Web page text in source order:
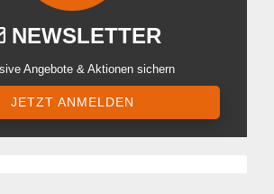
NEWSLETTER
Angebote & Aktionen sichern
JETZT ANMELDEN